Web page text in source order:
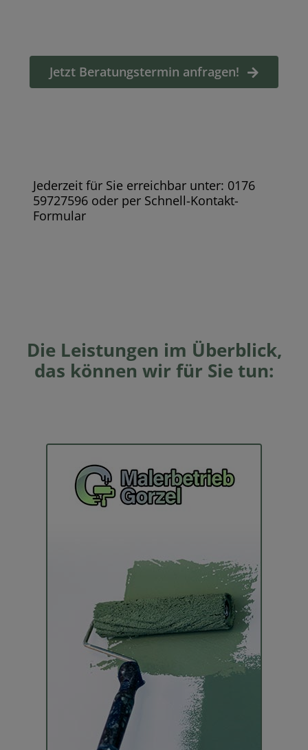
Jetzt Beratungstermin anfragen!
Jederzeit für Sie erreichbar unter: 0176
59727596 oder per Schnell-Kontakt-
Formular
Die Leistungen im Überblick,
das können wir für Sie tun: